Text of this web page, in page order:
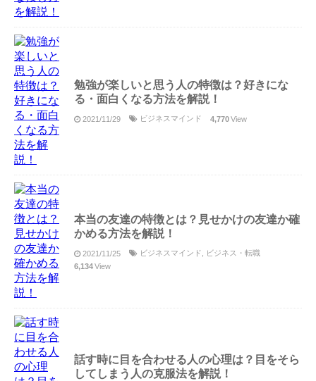
勉強が楽しいと思う人の特徴は？好きにな
る・面白くなる方法を解説！
2021/11/29 ビジネスマインド 4,770View
本当の友達の特徴とは？見せかけの友達か確
かめる方法を解説！
2021/11/25 ビジネスマインド
ビジネス・転職
6,134View
話す時に目を合わせる人の心理は？目をそら
してしまう人の克服法を解説！